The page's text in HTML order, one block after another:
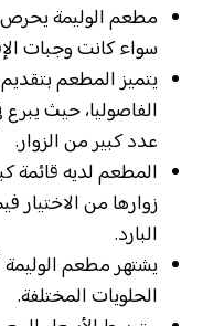
مطعم الوليمة يحرص
سواء كانت وجبات
يتميز المطعم
الفاصوليا، حيث
عدد كبير من الزوار.
المطعم لديه قائمة
زوارها من الاختيار
البارد.
يشتهر مطعم
الحلويات المختلفة.